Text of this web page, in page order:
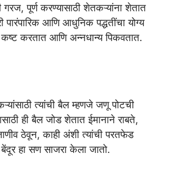
गरज, पूर्ण करण्यासाठी शेतकऱ्यांना शेतात
आणि आधुनिक पद्धतींचा योग्य
करतात आणि अन्नधान्य पिकवतात.
त्यांची बैल म्हणजे जणू पोटची
ही बैल जोड शेतात ईमानाने राबते,
ठेवून, काही अंशी त्यांची परतफेड
हा सण साजरा केला जातो.